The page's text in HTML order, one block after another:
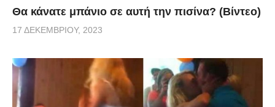
Θα κάνατε μπάνιο σε αυτή την πισίνα? (Βίντεο)
17 ΔΕΚΕΜΒΡΊΟΥ, 2023